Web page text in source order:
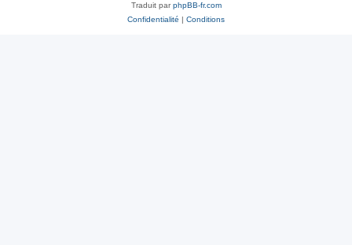
Traduit parphpBB-fr.com
Confidentialité | Conditions